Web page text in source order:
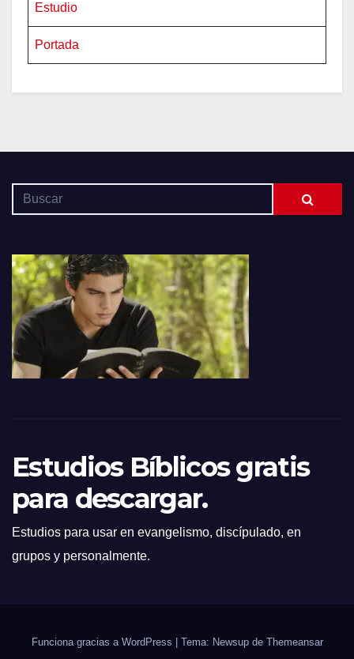
Estudio
Portada
Estudios Bíblicos gratis
para descargar.
Estudios para usar en evangelismo, discípulado, en
grupos y personalmente.
Funciona gracias a WordPress Tema: Newsup de Themeansar